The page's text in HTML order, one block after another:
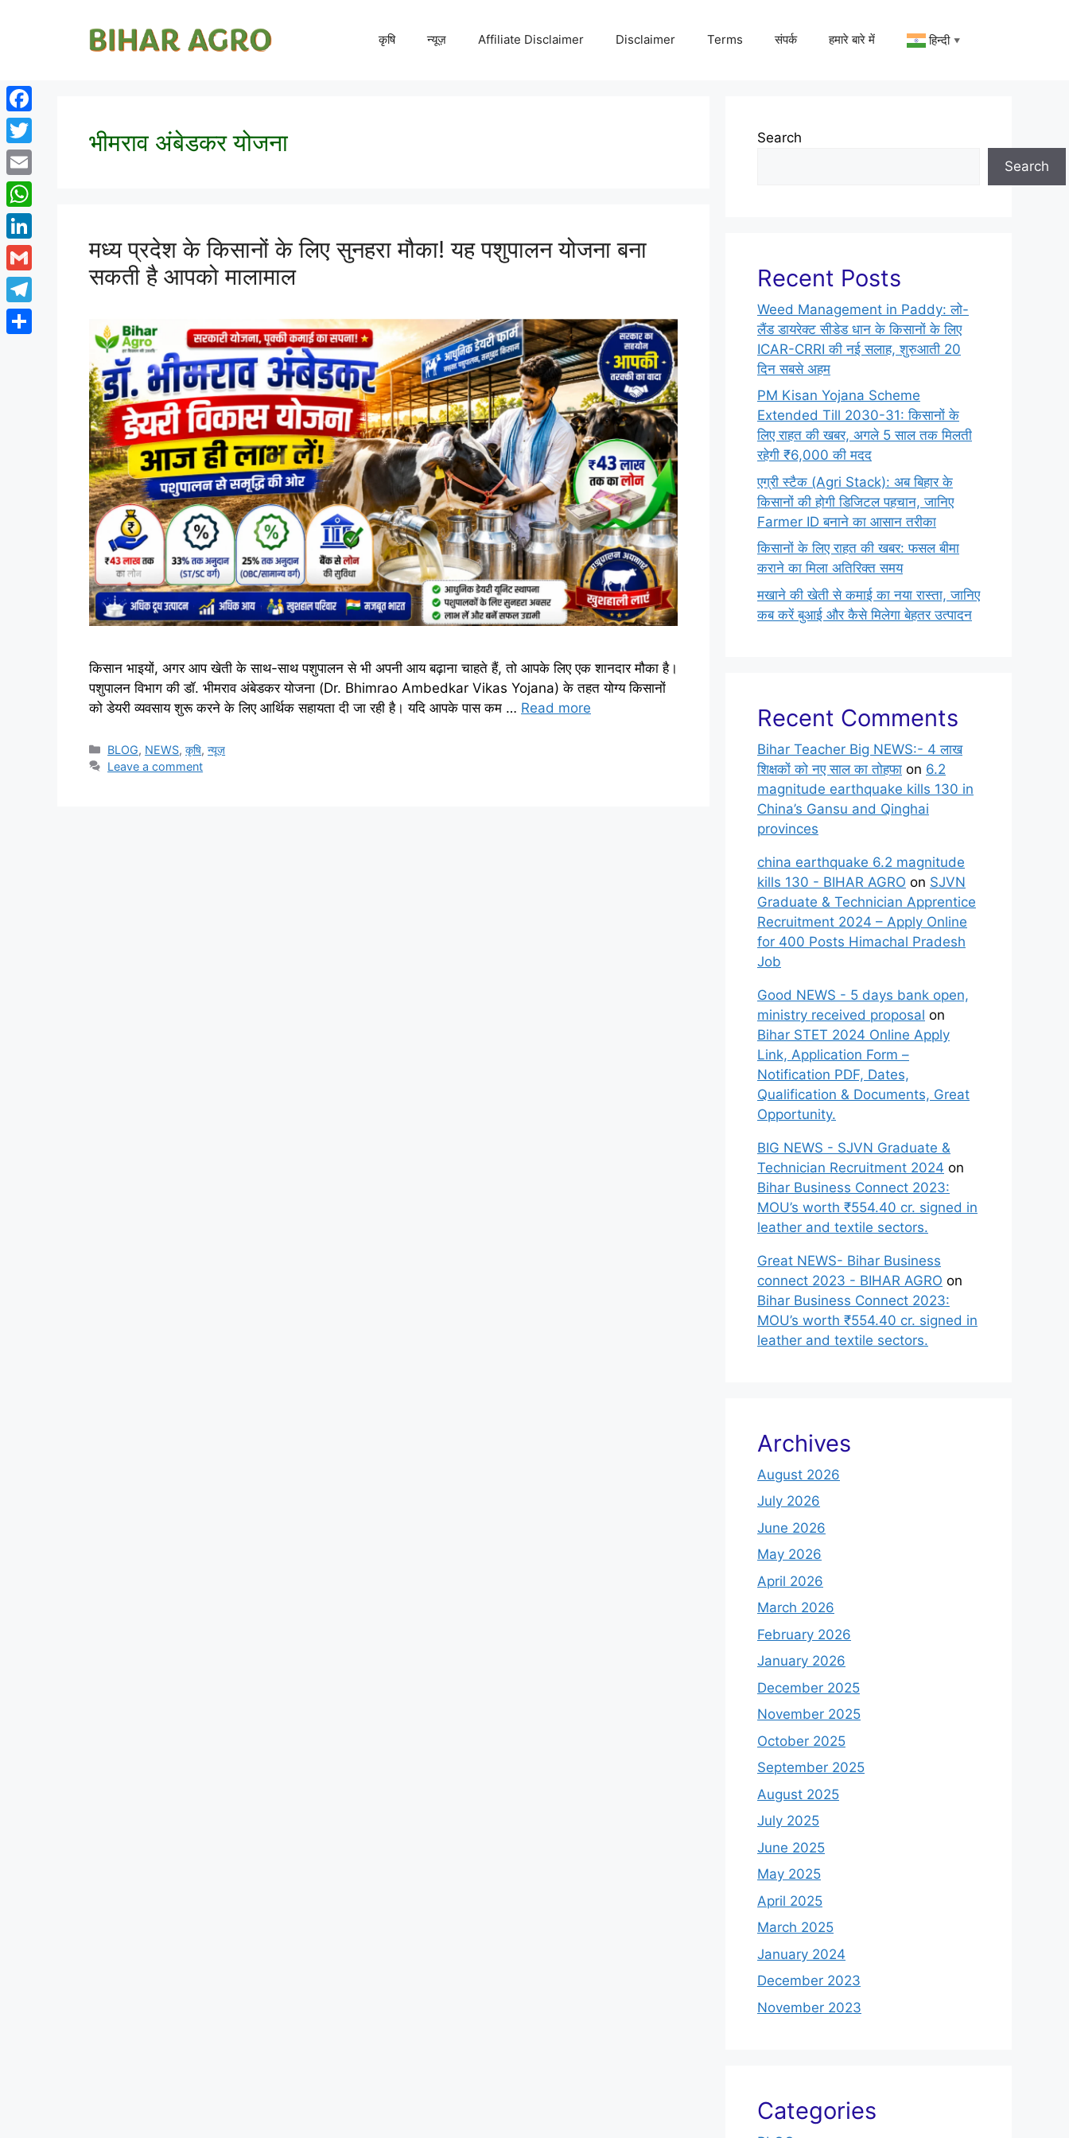
कृषि न्यूज़ Affiliate Disclaimer Disclaimer Terms संपर्क हमारे बारे में हिन्दी ▼
भीमराव अंबेडकर योजना
मध्य प्रदेश के किसानों के लिए सुनहरा मौका! यह पशुपालन योजना बना
सकती है आपको मालामाल
किसान भाइयों, अगर आप खेती के साथ-साथ पशुपालन से भी अपनी आय बढ़ाना चाहते हैं, तो आपके लिए एक शानदार मौका है।
पशुपालन विभाग की डॉ. भीमराव अंबेडकर योजना (Dr. Bhimrao Ambedkar Vikas Yojana) के तहत योग्य किसानों
को डेयरी व्यवसाय शुरू करने के लिए आर्थिक सहायता दी जा रही है। यदि आपके पास कम … Read more
BLOG, NEWS,कृषि,न्यूज़
Leave a comment
Search
Search
Recent Posts
Weed Management in Paddy: लो-
लैंड डायरेक्ट सीडेड धान के किसानों के लिए
ICAR-CRRI की नई सलाह, शुरुआती 20
दिन सबसे अहम
PM Kisan Yojana Scheme
Extended Till 2030-31: किसानों के
लिए राहत की खबर, अगले 5 साल तक मिलती
रहेगी ₹6,000 की मदद
एग्री स्टैक (Agri Stack): अब बिहार के
किसानों की होगी डिजिटल पहचान, जानिए
Farmer ID बनाने का आसान तरीका
किसानों के लिए राहत की खबर: फसल बीमा
कराने का मिला अतिरिक्त समय
मखाने की खेती से कमाई का नया रास्ता, जानिए
कब करें बुआई और कैसे मिलेगा बेहतर उत्पादन
Recent Comments
Bihar Teacher Big NEWS:- 4 लाख
शिक्षकों को नए साल का तोहफा on 6.2
magnitude earthquake kills 130 in
China’s Gansu and Qinghai
provinces
china earthquake 6.2 magnitude
kills 130 - BIHAR AGRO on SJVN
Graduate & Technician Apprentice
Recruitment 2024 – Apply Online
for 400 Posts Himachal Pradesh
Job
Good NEWS - 5 days bank open,
ministry received proposal on
Bihar STET 2024 Online Apply
Link, Application Form –
Notification PDF, Dates,
Qualification & Documents, Great
Opportunity.
BIG NEWS - SJVN Graduate &
Technician Recruitment 2024 on
Bihar Business Connect 2023:
MOU’s worth ₹554.40 cr. signed in
leather and textile sectors.
Great NEWS- Bihar Business
connect 2023 - BIHAR AGRO on
Bihar Business Connect 2023:
MOU’s worth ₹554.40 cr. signed in
leather and textile sectors.
Archives
August 2026
July 2026
June 2026
May 2026
April 2026
March 2026
February 2026
January 2026
December 2025
November 2025
October 2025
September 2025
August 2025
July 2025
June 2025
May 2025
April 2025
March 2025
January 2024
December 2023
November 2023
Categories
Facebook
Twitter
Email
WhatsApp
LinkedIn
Gmail
Telegram